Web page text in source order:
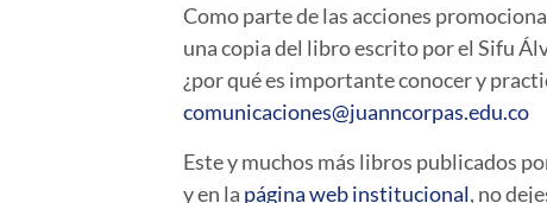
Como parte de las acciones
una copia del libro escrito por el Sifu
¿por qué es importante conocer y
comunicaciones@juanncorpas.edu.co
Este y muchos más libros publicados
y en la página web institucional, no